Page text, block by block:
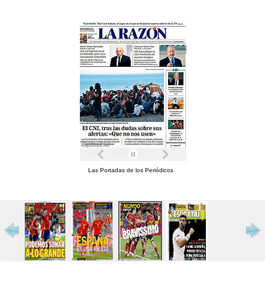
Las Portadas de los Periódicos